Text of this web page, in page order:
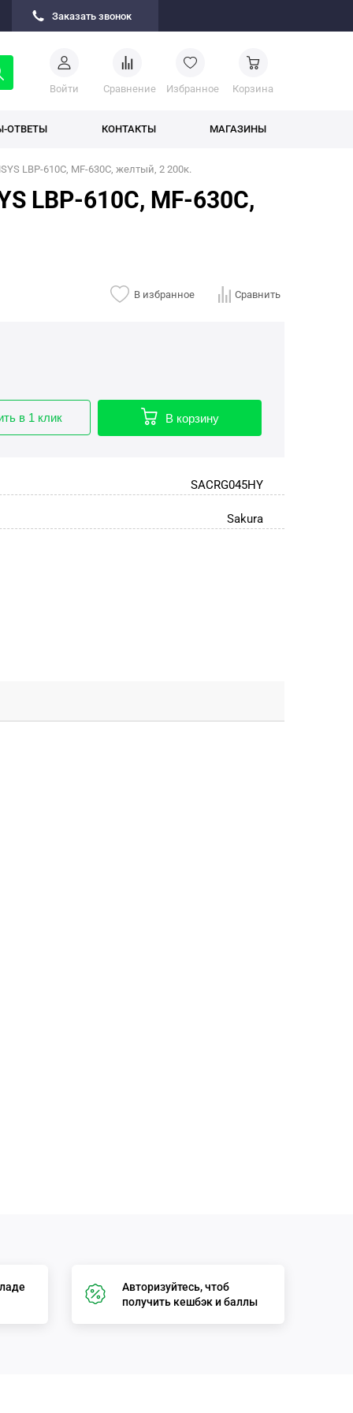
Заказать звонок
Войти Cравнение Избранное Корзина
ОТВЕТЫ КОНТАКТЫ МАГАЗИНЫ
LBP-610C, MF-630C, желтый, 2 200к.
LBP-610C, MF-630C,
В избранное Сравнить
в 1 клик В корзину
SACRG045HY
Sakura
Авторизуйтесь, чтоб
получить кешбэк и баллы